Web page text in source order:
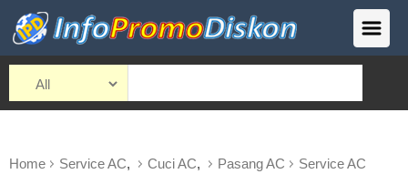
Home Service AC, Cuci AC, Pasang AC
Service AC